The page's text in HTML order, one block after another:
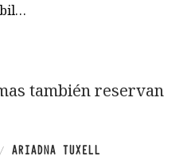
también reservan
/ ARIADNA TUXELL